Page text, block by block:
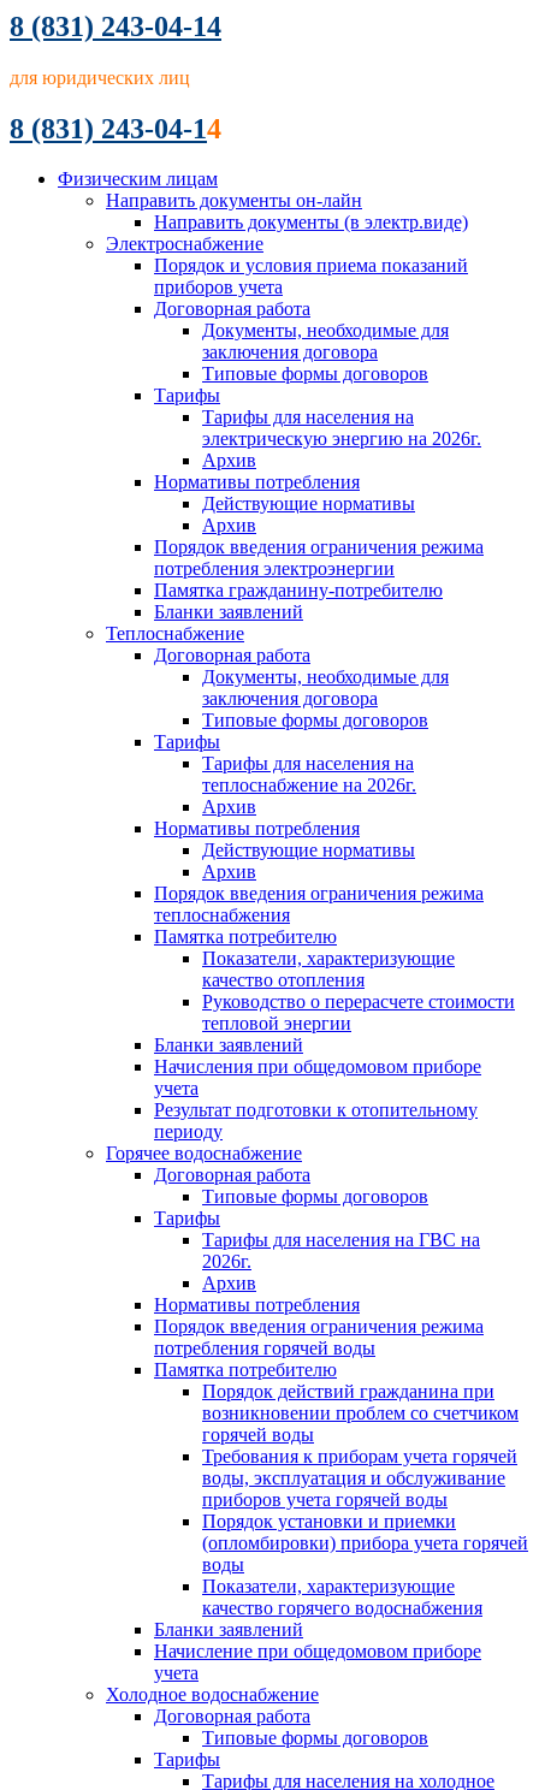
8 (831) 243-04-14
для юридических лиц
8 (831) 243-04-14
Физическим лицам
Направить документы он-лайн
Направить документы (в электр.виде)
Электроснабжение
Порядок и условия приема показаний
приборов учета
Договорная работа
Документы, необходимые для
заключения договора
Типовые формы договоров
Тарифы
Тарифы для населения на
электрическую энергию на 2026г.
Архив
Нормативы потребления
Действующие нормативы
Архив
Порядок введения ограничения режима
потребления электроэнергии
Памятка гражданину-потребителю
Бланки заявлений
Теплоснабжение
Договорная работа
Документы, необходимые для
заключения договора
Типовые формы договоров
Тарифы
Тарифы для населения на
теплоснабжение на 2026г.
Архив
Нормативы потребления
Действующие нормативы
Архив
Порядок введения ограничения режима
теплоснабжения
Памятка потребителю
Показатели, характеризующие
качество отопления
Руководство о перерасчете стоимости
тепловой энергии
Бланки заявлений
Начисления при общедомовом приборе
учета
Результат подготовки к отопительному
периоду
Горячее водоснабжение
Договорная работа
Типовые формы договоров
Тарифы
Тарифы для населения на ГВС на
2026г.
Архив
Нормативы потребления
Порядок введения ограничения режима
потребления горячей воды
Памятка потребителю
Порядок действий гражданина при
возникновении проблем со счетчиком
горячей воды
Требования к приборам учета горячей
воды, эксплуатация и обслуживание
приборов учета горячей воды
Порядок установки и приемки
(опломбировки) прибора учета горячей
воды
Показатели, характеризующие
качество горячего водоснабжения
Бланки заявлений
Начисление при общедомовом приборе
учета
Холодное водоснабжение
Договорная работа
Типовые формы договоров
Тарифы
Тарифы для населения на холодное